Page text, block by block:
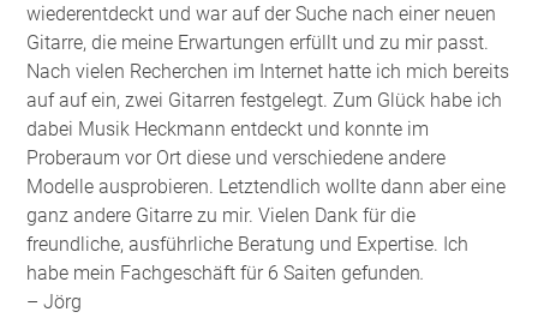
wiederentdeckt und war auf der Suche nach einer neuen
Gitarre, die meine Erwartungen erfüllt und zu mir passt.
Nach vielen Recherchen im Internet hatte ich mich bereits
auf auf ein, zwei Gitarren festgelegt. Zum Glück habe ich
dabei Musik Heckmann entdeckt und konnte im
Proberaum vor Ort diese und verschiedene andere
Modelle ausprobieren. Letztendlich wollte dann aber eine
ganz andere Gitarre zu mir. Vielen Dank für die
freundliche, ausführliche Beratung und Expertise. Ich
habe mein Fachgeschäft für 6 Saiten gefunden
– Jörg